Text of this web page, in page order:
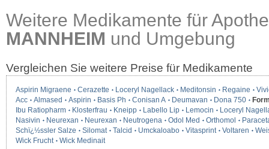
Weitere Medikamente für
MANNHEIM und Umgebung
Vergleichen Sie weitere Preise für Medikamente
Aspirin Migraene Cerazette Loceryl Nagellack Meditonsin Regaine
Acc
Almased Aspirin Basis Ph Conisan A Deumavan Dona 750
Ibu Ratiopharm
Klosterfrau Kneipp Labello Lip Lemocin
Loceryl
Nasivin
Neurexan Neurexan Neutrogena Odol Med Orthomol
Schï¿½ssler Salze
Silomat Talcid Umckaloabo Vitasprint Voltaren
Wick Frucht
Wick Medinait